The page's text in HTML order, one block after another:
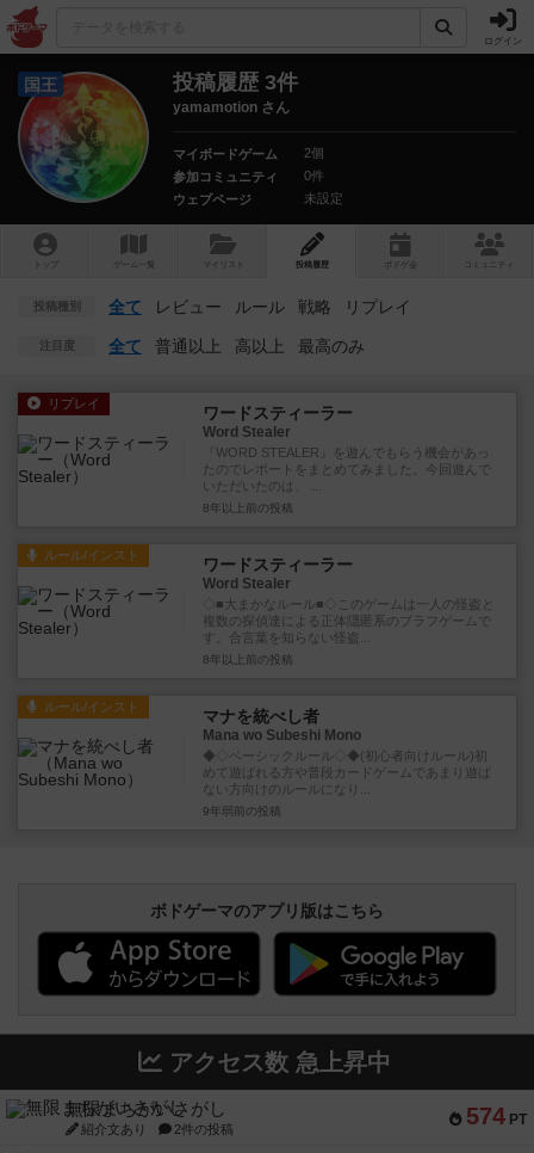
ログイン
国王 投稿履歴 3件
yamamotion さん
マイボードゲーム
2個
参加コミュニティ
0件
ウェブページ
未設定
トップ ゲーム一覧 マイリスト 投稿履歴 ボ ドゲ コミュニティ
投稿種別 全て レビュー ルール 戦略 リプレイ
注目度 全て 普通以上 高以上 最高のみ
リプレイ ワードスティーラー
Word Stealer
『WORD STEALER』を遊んでもらう機会があっ
たのでレポートをまとめてみました。今回遊んで
いただいたのは、 ...
8年以上前 の投稿
ルール/インスト ワードスティーラー
Word Stealer
◇■大まかなルール■◇このゲームは一人の怪盗と
複数の探偵達による正体隠匿系のブラフゲームで
す。合言葉を知らない怪盗...
8年以上前 の投稿
ルール/インスト マナを統べし者
Mana wo Subeshi Mono
◆◇ベーシックルール◇◆(初心者向けルール)初
めて遊ばれる方や普段カードゲームであまり遊ば
ない方向けのルールになり...
9年弱前 の投稿
ボドゲーマのアプリ版はこちら
アクセス数 急上昇中
574 PT
無限まちがいさがし
紹介文あり 2件の投稿